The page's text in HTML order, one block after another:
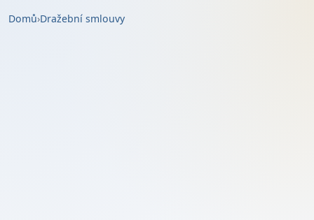
Domů›Dražební smlouvy